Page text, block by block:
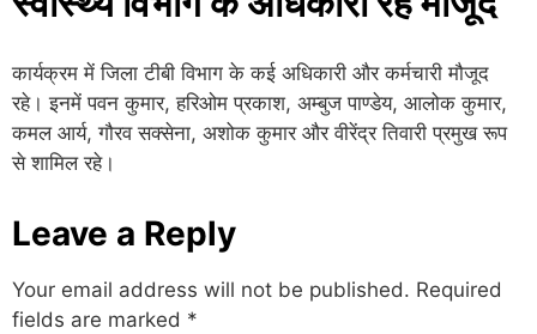
कार्यक्रम में जिला टीबी विभाग के कई अधिकारी और कर्मचारी मौजूद
रहे। इनमें पवन कुमार, हरिओम प्रकाश, अम्बुज पाण्डेय, आलोक कुमार,
कमल आर्य, गौरव सक्सेना, अशोक कुमार और वीरेंद्र तिवारी प्रमुख रूप
से शामिल रहे।
Leave a Reply
Your email address will not be published. Required
fields are marked *